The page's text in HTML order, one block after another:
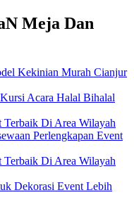
Meja Dan
Kekinian Murah Cianjur
Acara Halal Bihalal
Terbaik Di Area Wilayah
Perlengkapan Event
Terbaik Di Area Wilayah
Dekorasi Event Lebih